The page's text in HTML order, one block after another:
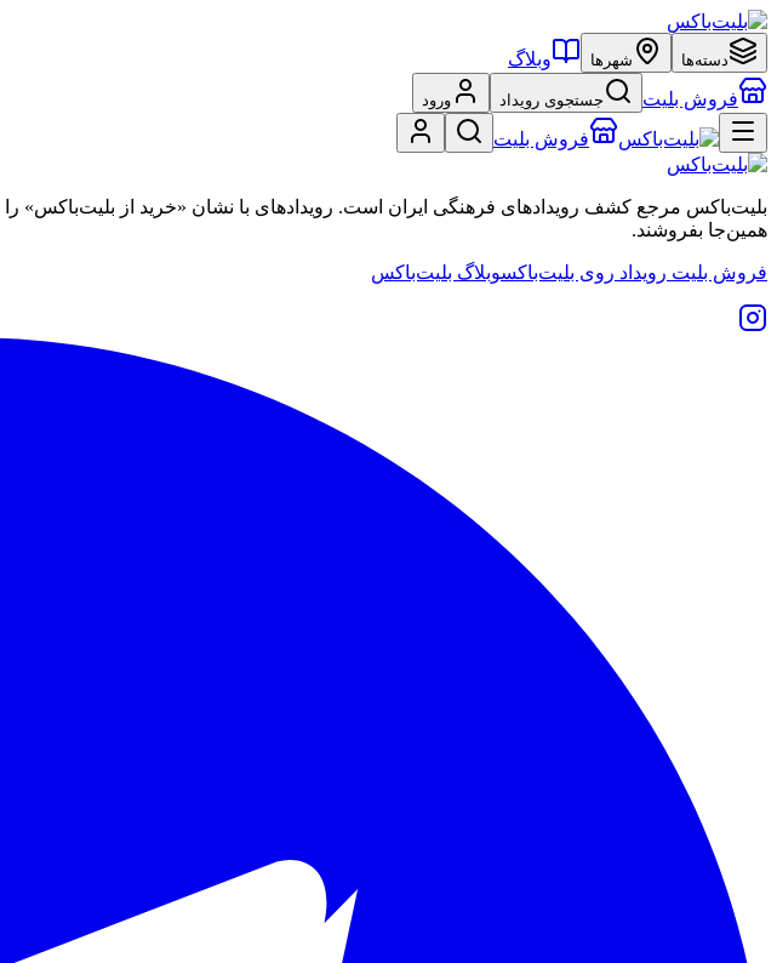
دسته‌ها شهرها
وبلاگ
فروش بلیت
جستجوی رویداد ورود
فروش بلیت
بلیت‌باکس مرجع کشف رویدادهای فرهنگی ایران است. رویدادهای با نشان «خرید از بلیت‌باکس» را
همین‌جا بفروشند.
فروش بلیت رویداد روی بلیت‌باکسوبلاگ بلیت‌باکس